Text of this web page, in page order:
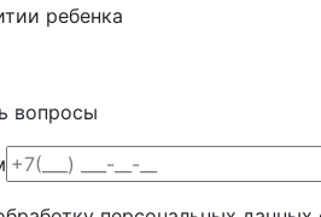
ребенка
вопросы